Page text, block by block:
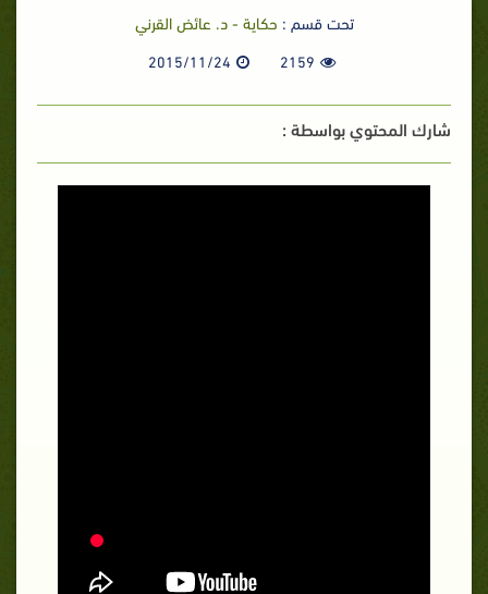
تحت قسم : حكاية - د. عائض القرني
2159
2015/11/24
شارك المحتوي بواسطة :